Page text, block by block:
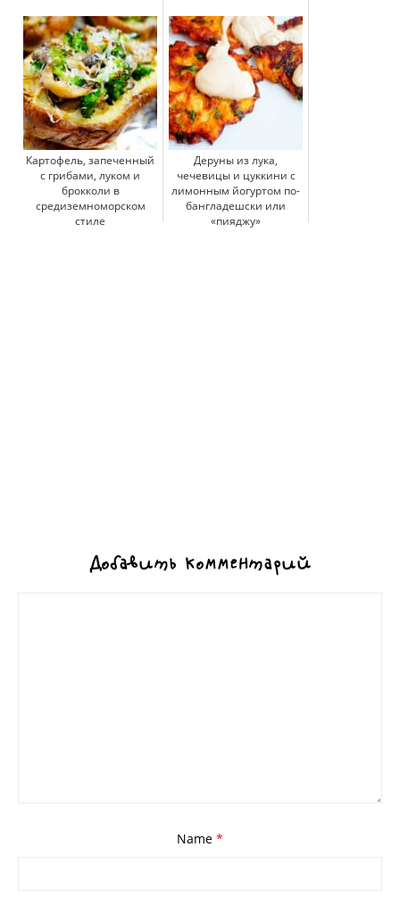
Картофель, запеченный
с грибами, луком и
брокколи в
средиземноморском
стиле
Деруны из лука,
чечевицы и цуккини с
лимонным йогуртом по-
бангладешски или
«пияджу»
Добавить комментарий
Name *